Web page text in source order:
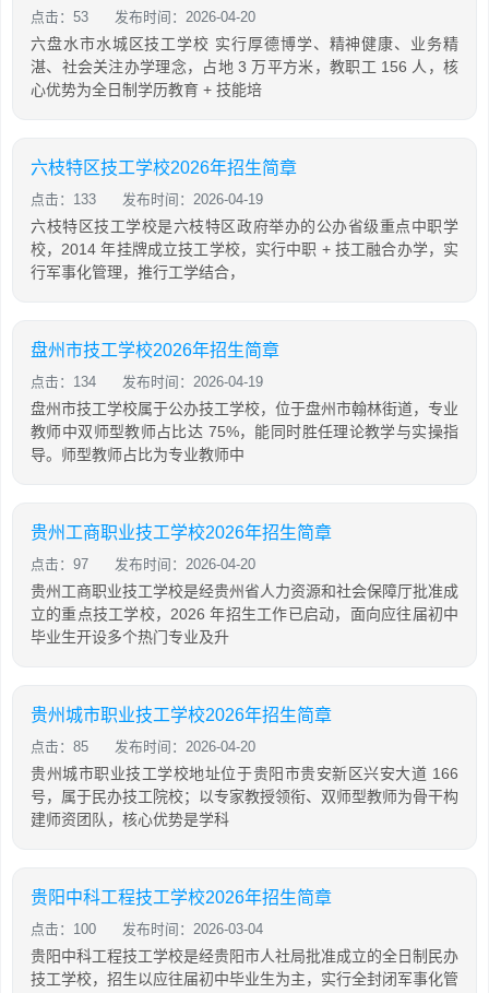
点击：53 发布时间：2026-04-20
六盘水市水城区技工学校 实行厚德博学、精神健康、业务精
湛、社会关注办学理念，占地 3 万平方米，教职工 156 人，核
心优势为全日制学历教育 + 技能培
六枝特区技工学校2026年招生简章
点击：133 发布时间：2026-04-19
六枝特区技工学校是六枝特区政府举办的公办省级重点中职学
校，2014 年挂牌成立技工学校，实行中职 + 技工融合办学，实
行军事化管理，推行工学结合，
盘州市技工学校2026年招生简章
点击：134 发布时间：2026-04-19
盘州市技工学校属于公办技工学校，位于盘州市翰林街道，专业
教师中双师型教师占比达 75%，能同时胜任理论教学与实操指
导。师型教师占比为专业教师中
贵州工商职业技工学校2026年招生简章
点击：97 发布时间：2026-04-20
贵州工商职业技工学校是经贵州省人力资源和社会保障厅批准成
立的重点技工学校，2026 年招生工作已启动，面向应往届初中
毕业生开设多个热门专业及升
贵州城市职业技工学校2026年招生简章
点击：85 发布时间：2026-04-20
贵州城市职业技工学校地址位于贵阳市贵安新区兴安大道 166
号，属于民办技工院校；以专家教授领衔、双师型教师为骨干构
建师资团队，核心优势是学科
贵阳中科工程技工学校2026年招生简章
点击：100 发布时间：2026-03-04
贵阳中科工程技工学校是经贵阳市人社局批准成立的全日制民办
技工学校，招生以应往届初中毕业生为主，实行全封闭军事化管